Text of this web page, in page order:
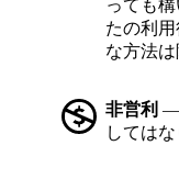
っても
たの利
な方法は
非営利 —
してはな